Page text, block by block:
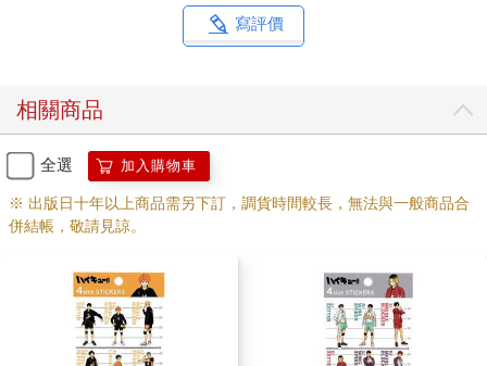
寫評價
相關商品
全選 加入購物車
※ 出版日十年以上商品需另下訂，調貨時間較長，無法與一般商品合
併結帳，敬請見諒。